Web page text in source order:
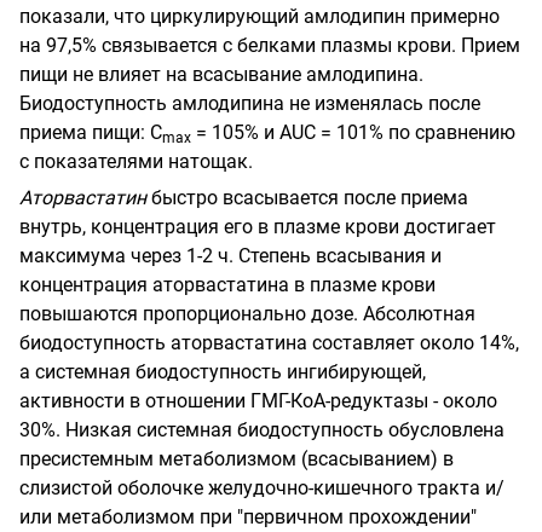
показали, что циркулирующий амлодипин примерно
на 97,5% связывается с белками плазмы крови. Прием
пищи не влияет на всасывание амлодипина.
Биодоступность амлодипина не изменялась после
приема пищи: Cmах = 105% и AUC = 101% по сравнению
с показателями натощак.
Аторвастатинбыстро всасывается после приема
внутрь, концентрация его в плазме крови достигает
максимума через 1-2 ч. Степень всасывания и
концентрация аторвастатина в плазме крови
повышаются пропорционально дозе. Абсолютная
биодоступность аторвастатина составляет около 14%,
а системная биодоступность ингибирующей,
активности в отношении ГМГ-КоА-редуктазы - около
30%. Низкая системная биодоступность обусловлена
пресистемным метаболизмом (всасыванием) в
слизистой оболочке желудочно-кишечного тракта и/
или метаболизмом при "первичном прохождении"